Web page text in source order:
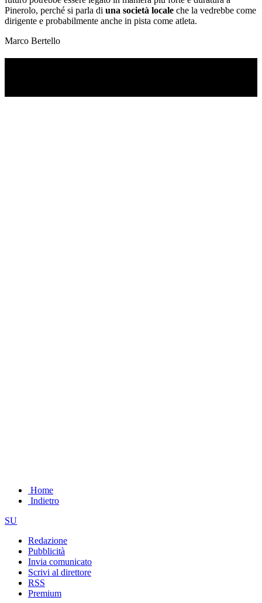
Pinerolo, perché si parla di una società locale che la vedrebbe come
dirigente e probabilmente anche in pista come atleta.
Marco Bertello
Home
Indietro
SU
Redazione
Pubblicità
Invia comunicato
Scrivi al direttore
RSS
Premium